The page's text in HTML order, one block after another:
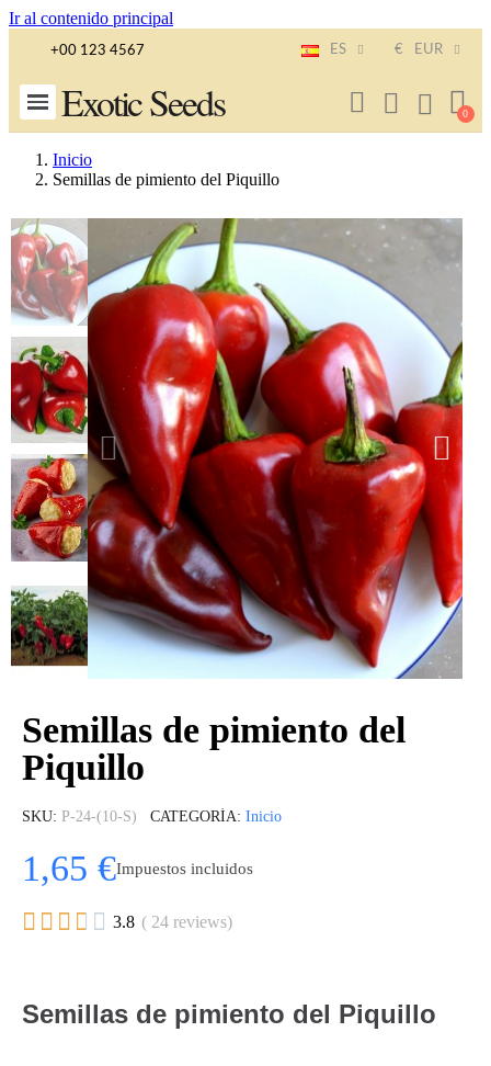
Ir al contenido principal
+00 123 4567 ES € EUR
Exotic Seeds
Inicio
Semillas de pimiento del Piquillo
Semillas de pimiento del
Piquillo
SKU P-24-(10-S) CATEGORÍA Inicio
1,65 €Impuestos incluidos
     3.8 ( 24 reviews)
Semillas de pimiento del Piquillo